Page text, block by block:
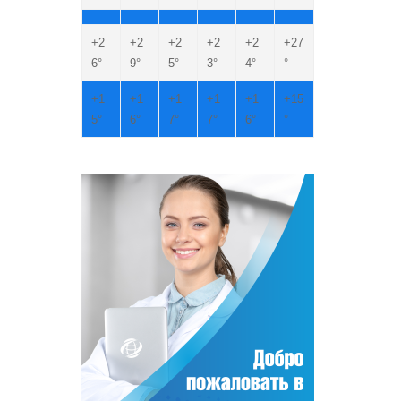
+2
6°
+2
9°
+2
5°
+2
3°
+2
4°
+27
°
+1
5°
+1
6°
+1
7°
+1
7°
+1
6°
+15
°